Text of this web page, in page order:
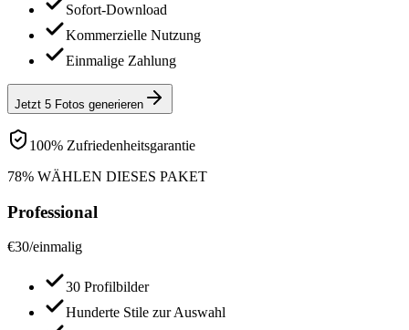
Sofort-Download
Kommerzielle Nutzung
Einmalige Zahlung
Jetzt 5 Fotos generieren
100% Zufriedenheitsgarantie
78% WÄHLEN DIESES PAKET
Professional
€30/einmalig
30 Profilbilder
Hunderte Stile zur Auswahl